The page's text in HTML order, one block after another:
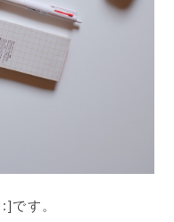
です。